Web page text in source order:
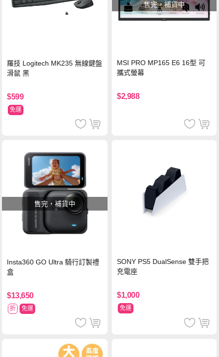
羅技 Logitech MK235 無線鍵盤
滑鼠 黑
$599
免運
售完，補貨中
MSI PRO MP165 E6 16型 可
攜式螢幕
$2,988
售完，補貨中
Insta360 GO Ultra 騎行訂製禮
盒
$13,650
折 免運
SONY PS5 DualSense 雙手把
充電座
$1,000
免運